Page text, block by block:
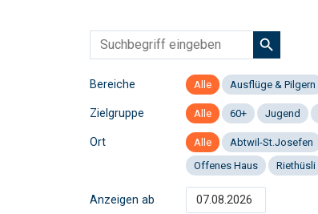
Bereiche Alle Ausflüge & Pilgern
Zielgruppe Alle 60+ Jugend
Ort Alle Abtwil-St.Josefen
Offenes Haus
Riethüsli
Anzeigen ab